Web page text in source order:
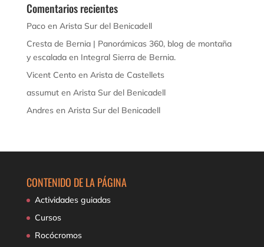
Comentarios recientes
Pacoen Arista Sur del Benicadell
Cresta de Bernia | Panorámicas 360, blog de montaña
y escaladaen Integral Sierra de Bernia.
Vicent Centoen Arista de Castellets
assumuten Arista Sur del Benicadell
Andresen Arista Sur del Benicadell
CONTENIDO DE LA PÁGINA
Actividades guiadas
Cursos
Rocócromos